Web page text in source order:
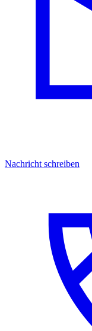
Nachricht schreiben